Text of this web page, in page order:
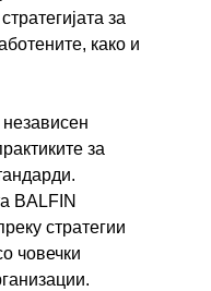
за
како и
за
BALFIN
стратегии
човечки